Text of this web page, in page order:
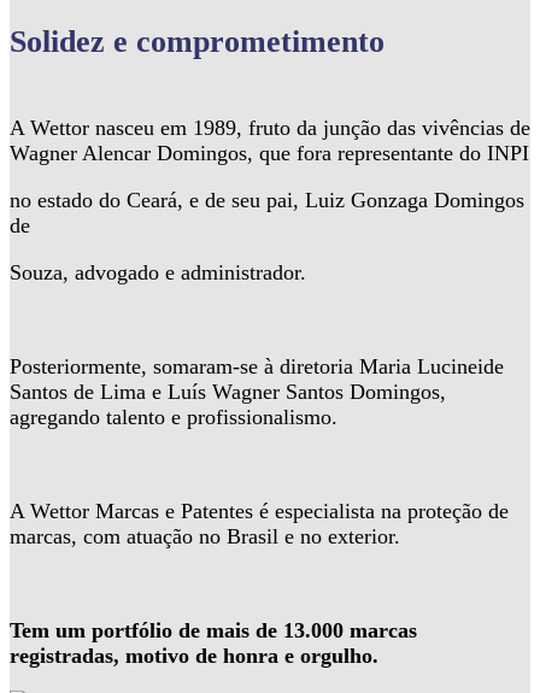
Solidez e comprometimento
A Wettor nasceu em 1989, fruto da junção das vivências de
Wagner Alencar Domingos, que fora representante do INPI
no estado do Ceará, e de seu pai, Luiz Gonzaga Domingos
de
Souza, advogado e administrador.
Posteriormente, somaram-se à diretoria Maria Lucineide
Santos de Lima e Luís Wagner Santos Domingos,
agregando talento e profissionalismo.
A Wettor Marcas e Patentes é especialista na proteção de
marcas, com atuação no Brasil e no exterior.
Tem um portfólio de mais de 13.000 marcas
registradas, motivo de honra e orgulho.